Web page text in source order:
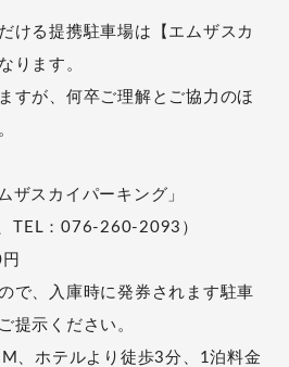
ける提携駐車場は【エムザスカ
ります。
すが、何卒ご理解とご協力のほ
ザスカイパーキング」
TEL：076-260-2093）
で、入庫時に発券されます駐車
提示ください。
、ホテルより徒歩3分、1泊料金